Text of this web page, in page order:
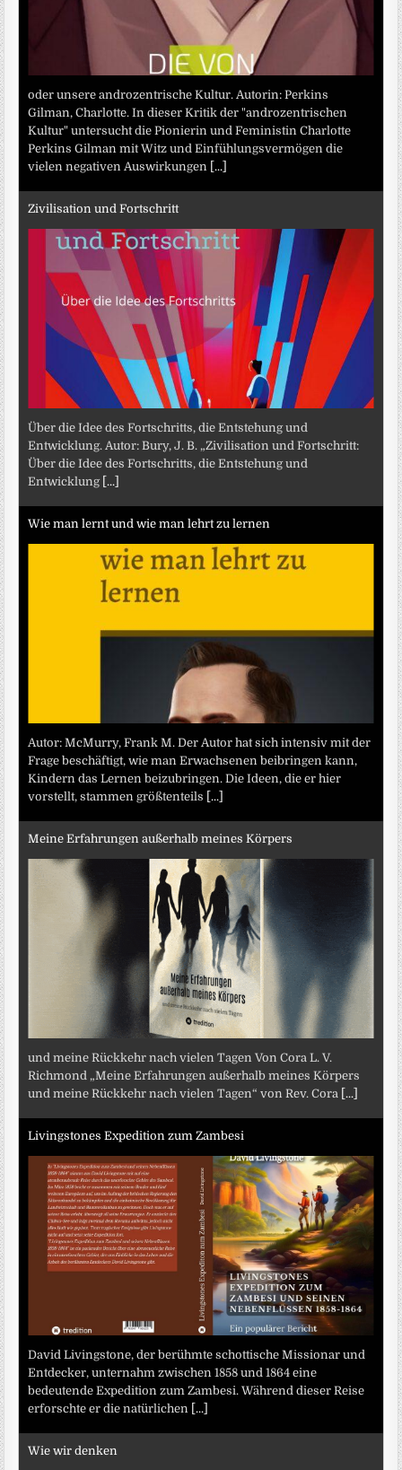
oder unsere androzentrische Kultur. Autorin: Perkins
Gilman, Charlotte. In dieser Kritik der "androzentrischen
Kultur" untersucht die Pionierin und Feministin Charlotte
Perkins Gilman mit Witz und Einfühlungsvermögen die
vielen negativen Auswirkungen [...]
Zivilisation und Fortschritt
Über die Idee des Fortschritts, die Entstehung und
Entwicklung. Autor: Bury, J. B. „Zivilisation und Fortschritt:
Über die Idee des Fortschritts, die Entstehung und
Entwicklung [...]
Wie man lernt und wie man lehrt zu lernen
Autor: McMurry, Frank M. Der Autor hat sich intensiv mit der
Frage beschäftigt, wie man Erwachsenen beibringen kann,
Kindern das Lernen beizubringen. Die Ideen, die er hier
vorstellt, stammen größtenteils [...]
Meine Erfahrungen außerhalb meines Körpers
und meine Rückkehr nach vielen Tagen Von Cora L. V.
Richmond „Meine Erfahrungen außerhalb meines Körpers
und meine Rückkehr nach vielen Tagen“ von Rev. Cora [...]
Livingstones Expedition zum Zambesi
David Livingstone, der berühmte schottische Missionar und
Entdecker, unternahm zwischen 1858 und 1864 eine
bedeutende Expedition zum Zambesi. Während dieser Reise
erforschte er die natürlichen [...]
Wie wir denken